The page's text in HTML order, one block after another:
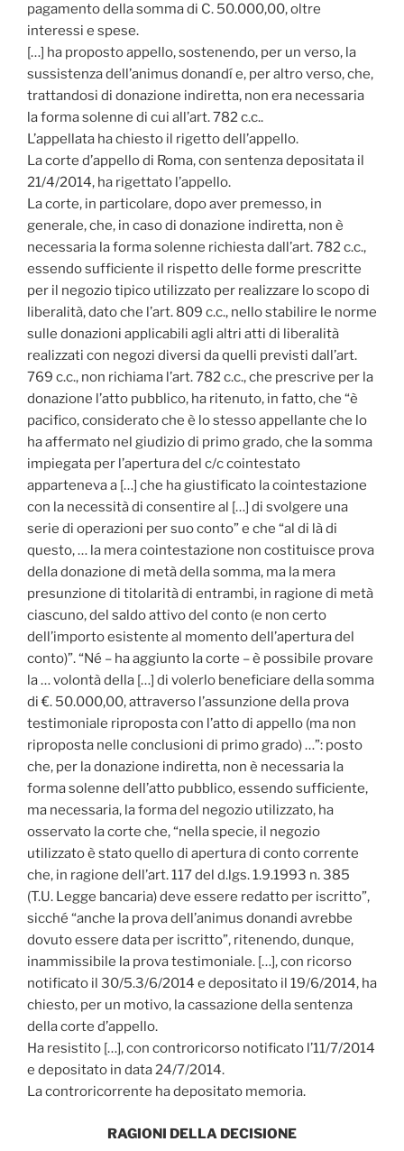
pagamento della somma di C. 50.000,00, oltre
interessi e spese.
[…] ha proposto appello, sostenendo, per un verso, la
sussistenza dell’animus donandí e, per altro verso, che,
trattandosi di donazione indiretta, non era necessaria
la forma solenne di cui all’art. 782 c.c..
L’appellata ha chiesto il rigetto dell’appello.
La corte d’appello di Roma, con sentenza depositata il
21/4/2014, ha rigettato l’appello.
La corte, in particolare, dopo aver premesso, in
generale, che, in caso di donazione indiretta, non è
necessaria la forma solenne richiesta dall’art. 782 c.c.,
essendo sufficiente il rispetto delle forme prescritte
per il negozio tipico utilizzato per realizzare lo scopo di
liberalità, dato che l’art. 809 c.c., nello stabilire le norme
sulle donazioni applicabili agli altri atti di liberalità
realizzati con negozi diversi da quelli previsti dall’art.
769 c.c., non richiama l’art. 782 c.c., che prescrive per la
donazione l’atto pubblico, ha ritenuto, in fatto, che “è
pacifico, considerato che è lo stesso appellante che lo
ha affermato nel giudizio di primo grado, che la somma
impiegata per l’apertura del c/c cointestato
apparteneva a […] che ha giustificato la cointestazione
con la necessità di consentire al […] di svolgere una
serie di operazioni per suo conto” e che “al di là di
questo, … la mera cointestazione non costituisce prova
della donazione di metà della somma, ma la mera
presunzione di titolarità di entrambi, in ragione di metà
ciascuno, del saldo attivo del conto (e non certo
dell’importo esistente al momento dell’apertura del
conto)”. “Né – ha aggiunto la corte – è possibile provare
la … volontà della […] di volerlo beneficiare della somma
di €. 50.000,00, attraverso l’assunzione della prova
testimoniale riproposta con l’atto di appello (ma non
riproposta nelle conclusioni di primo grado) …”: posto
che, per la donazione indiretta, non è necessaria la
forma solenne dell’atto pubblico, essendo sufficiente,
ma necessaria, la forma del negozio utilizzato, ha
osservato la corte che, “nella specie, il negozio
utilizzato è stato quello di apertura di conto corrente
che, in ragione dell’art. 117 del d.lgs. 1.9.1993 n. 385
(T.U. Legge bancaria) deve essere redatto per iscritto”,
sicché “anche la prova dell’animus donandi avrebbe
dovuto essere data per iscritto”, ritenendo, dunque,
inammissibile la prova testimoniale. […], con ricorso
notificato il 30/5.3/6/2014 e depositato il 19/6/2014, ha
chiesto, per un motivo, la cassazione della sentenza
della corte d’appello.
Ha resistito […], con controricorso notificato l’11/7/2014
e depositato in data 24/7/2014.
La controricorrente ha depositato memoria.
RAGIONI DELLA DECISIONE